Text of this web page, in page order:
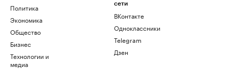
Политика
Экономика
Общество
Бизнес
Технологии и
медиа
сети
ВКонтакте
Одноклассники
Telegram
Дзен